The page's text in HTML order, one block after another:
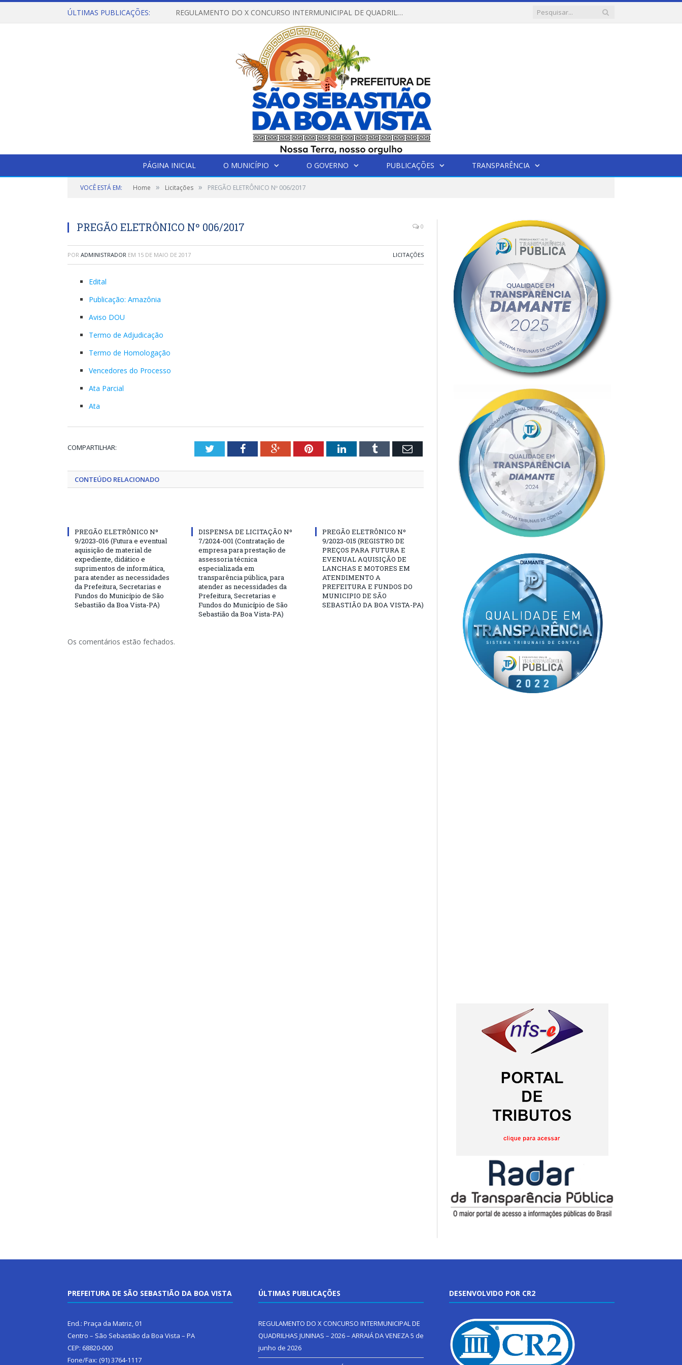
ÚLTIMAS PUBLICAÇÕES: REGULAMENTO DO X CONCURSO INTERMUNICIPAL DE QUADRILHAS JUNINAS – 2026 – ARRAIÁ DA VENEZA
PÁGINA INICIAL O MUNICÍPIO O GOVERNO PUBLICAÇÕES TRANSPARÊNCIA
VOCÊ ESTÁ EM: Home » Licitações » PREGÃO ELETRÔNICO Nº 006/2017
PREGÃO ELETRÔNICO Nº 006/2017 0
POR ADMINISTRADOR EM 15 DE MAIO DE 2017 LICITAÇÕES
Edital
Publicação: Amazônia
Aviso DOU
Termo de Adjudicação
Termo de Homologação
Vencedores do Processo
Ata Parcial
Ata
COMPARTILHAR: TwitterFacebookGoogle+PinterestLinkedInTumblr Email
CONTEÚDO RELACIONADO
PREGÃO ELETRÔNICO Nº
9/2023-016 (Futura e eventual
aquisição de material de
expediente, didático e
suprimentos de informática,
para atender as necessidades
da Prefeitura, Secretarias e
Fundos do Município de São
Sebastião da Boa Vista-PA)
DISPENSA DE LICITAÇÃO Nº
7/2024-001 (Contratação de
empresa para prestação de
assessoria técnica
especializada em
transparência pública, para
atender as necessidades da
Prefeitura, Secretarias e
Fundos do Município de São
Sebastião da Boa Vista-PA)
PREGÃO ELETRÔNICO Nº
9/2023-015 (REGISTRO DE
PREÇOS PARA FUTURA E
EVENUAL AQUISIÇÃO DE
LANCHAS E MOTORES EM
ATENDIMENTO A
PREFEITURA E FUNDOS DO
MUNICIPIO DE SÃO
SEBASTIÃO DA BOA VISTA-PA)
Os comentários estão fechados.
PREFEITURA DE SÃO SEBASTIÃO DA BOA VISTA
End.: Praça da Matriz, 01
Centro – São Sebastião da Boa Vista – PA
CEP: 68820-000
Fone/Fax: (91) 3764-1117
ÚLTIMAS PUBLICAÇÕES
REGULAMENTO DO X CONCURSO INTERMUNICIPAL DE
QUADRILHAS JUNINAS – 2026 – ARRAIÁ DA VENEZA5 de
junho de 2026
DESENVOLVIDO POR CR2